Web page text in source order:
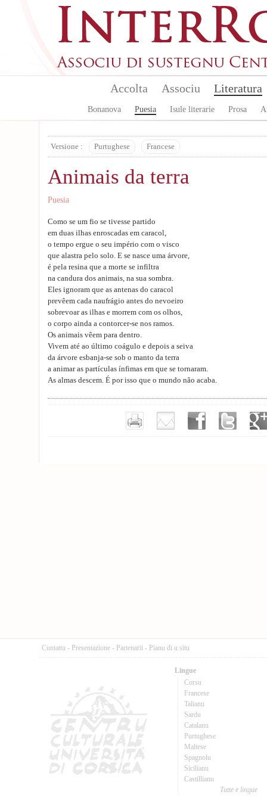
Accolta Associu Literatura
Bonanova Puesia Isule literarie Prosa
Versione : Purtughese Francese
Animais da terra
Puesia
Como se um fio se tivesse partido
em duas ilhas enroscadas em caracol,
o tempo ergue o seu império com o visco
que alastra pelo solo. E se nasce uma árvore,
é pela resina que a morte se infiltra
na candura dos animais, na sua sombra.
Eles ignoram que as antenas do caracol
prevêem cada naufrágio antes do nevoeiro
sobrevoar as ilhas e morrem com os olhos,
o corpo ainda a contorcer-se nos ramos.
Os animais vêem para dentro.
Vivem até ao último coágulo e depois a seiva
da árvore esbanja-se sob o manto da terra
a animar as partículas ínfimas em que se tornaram.
As almas descem. É por isso que o mundo não acaba.
Cuntattu - Presentazione - Partenarii - Pianu di u situ
Lingue
Corsu
Francese
Talianu
Sardu
Catalanu
Purtughese
Maltese
Spagnolu
Sicilianu
Castillianu
Tutte e lingue